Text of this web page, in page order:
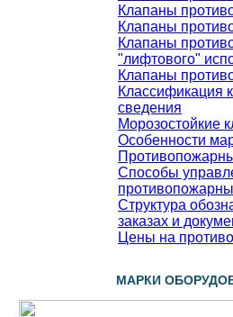
Клапаны
Клапаны
Клапаны
"лифтового"
Клапаны
Классификация
сведения
Особенности
Способы
Структура
заказах и
Цены на
МАРКИ